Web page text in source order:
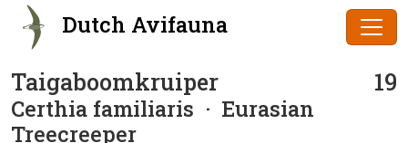
Dutch Avifauna
Taigaboomkruiper 19
Certhia familiaris · Eurasian
Treecreeper